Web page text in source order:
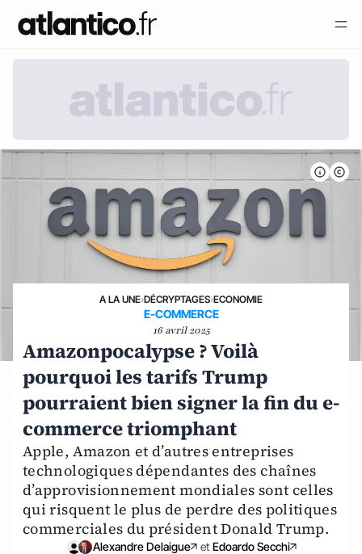
A LA UNE›DÉCRYPTAGES›ECONOMIE
E-COMMERCE
16 avril 2025
Amazonpocalypse ? Voilà
pourquoi les tarifs Trump
pourraient bien signer la fin du e-
commerce triomphant
Apple, Amazon et d’autres entreprises
technologiques dépendantes des chaînes
d’approvisionnement mondiales sont celles
qui risquent le plus de perdre des politiques
commerciales du président Donald Trump.
Alexandre Delaigue et Edoardo Secchi